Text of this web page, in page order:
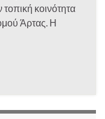
κοινότητα
Άρτας. Η